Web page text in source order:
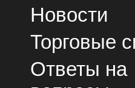
Новости
Торговые
Ответы на